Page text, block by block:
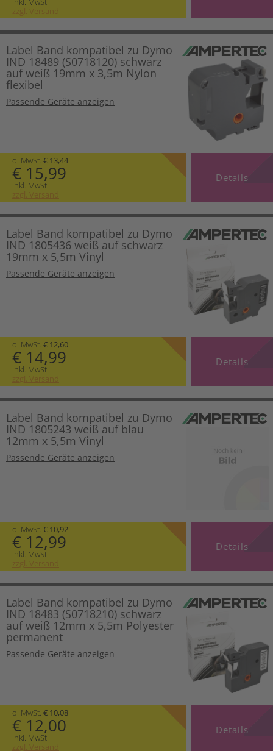
zzgl. Versand
Label Band kompatibel zu Dymo
IND 18489 (S0718120) schwarz
auf weiß 19mm x 3,5m Nylon
flexibel
Passende Geräte anzeigen
o. MwSt. € 13,44
€ 15,99
inkl. MwSt.
zzgl. Versand
Details
Label Band kompatibel zu Dymo
IND 1805436 weiß auf schwarz
19mm x 5,5m Vinyl
Passende Geräte anzeigen
o. MwSt. € 12,60
€ 14,99
inkl. MwSt.
zzgl. Versand
Details
Label Band kompatibel zu Dymo
IND 1805243 weiß auf blau
12mm x 5,5m Vinyl
Passende Geräte anzeigen
o. MwSt. € 10,92
€ 12,99
inkl. MwSt.
zzgl. Versand
Details
Label Band kompatibel zu Dymo
IND 18483 (S0718210) schwarz
auf weiß 12mm x 5,5m Polyester
permanent
Passende Geräte anzeigen
o. MwSt. € 10,08
€ 12,00
inkl. MwSt.
zzgl. Versand
Details